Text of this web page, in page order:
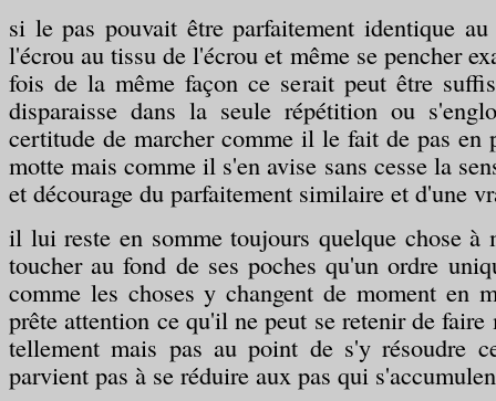
si le pas pouvait être parfaitement identique
l'écrou au tissu de l'écrou et même se pencher
fois de la même façon ce serait peut être
disparaisse dans la seule répétition ou
certitude de marcher comme il le fait de pas en
motte mais comme il s'en avise sans cesse la
et décourage du parfaitement similaire et d'une
il lui reste en somme toujours quelque chose à
toucher au fond de ses poches qu'un ordre
comme les choses y changent de moment en
prête attention ce qu'il ne peut se retenir de
tellement mais pas au point de s'y résoudre
parvient pas à se réduire aux pas qui